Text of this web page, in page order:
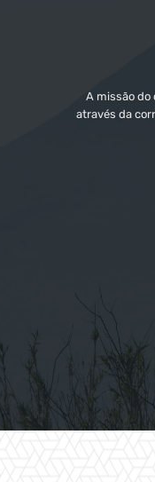
A missão do
através da